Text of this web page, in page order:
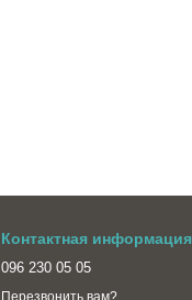
Контактная информация
096 230 05 05